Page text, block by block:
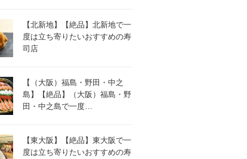
【北新地】【絶品】北新地で一
度は立ち寄りたいおすすめの寿
司店
【（大阪）福島・野田・中之
島】【絶品】（大阪）福島・野
田・中之島で一度…
【東大阪】【絶品】東大阪で一
度は立ち寄りたいおすすめの寿